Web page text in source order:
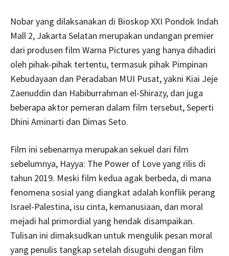
Nobar yang dilaksanakan di Bioskop XXI Pondok Indah
Mall 2, Jakarta Selatan merupakan undangan premier
dari produsen film Warna Pictures yang hanya dihadiri
oleh pihak-pihak tertentu, termasuk pihak Pimpinan
Kebudayaan dan Peradaban MUI Pusat, yakni Kiai Jeje
Zaenuddin dan Habiburrahman el-Shirazy, dan juga
beberapa aktor pemeran dalam film tersebut, Seperti
Dhini Aminarti dan Dimas Seto.
Film ini sebenarnya merupakan sekuel dari film
sebelumnya, Hayya: The Power of Love yang rilis di
tahun 2019. Meski film kedua agak berbeda, di mana
fenomena sosial yang diangkat adalah konflik perang
Israel-Palestina, isu cinta, kemanusiaan, dan moral
mejadi hal primordial yang hendak disampaikan.
Tulisan ini dimaksudkan untuk mengulik pesan moral
yang penulis tangkap setelah disuguhi dengan film